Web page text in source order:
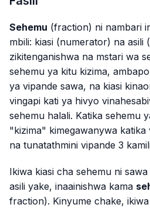
Sehemu (fraction) ni nambari
mbili: kiasi (numerator) na asili
zikitenganishwa na mstari wa
sehemu ya kitu kizima,
ya vipande sawa, na kiasi
vingapi kati ya hivyo
sehemu halali. Katika sehemu
"kizima" kimegawanywa katika
na tunatathmini vipande 3
Ikiwa kiasi cha sehemu ni
asili yake, inaainishwa kama
fraction). Kinyume chake,